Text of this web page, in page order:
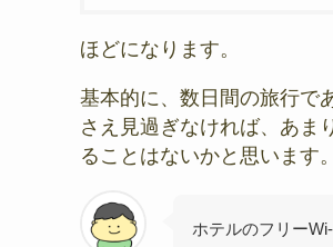
ほどになります。
基本的に、数日間の旅行で
さえ見過ぎなければ、あま
ることはないかと思います。
ホテルのフリー